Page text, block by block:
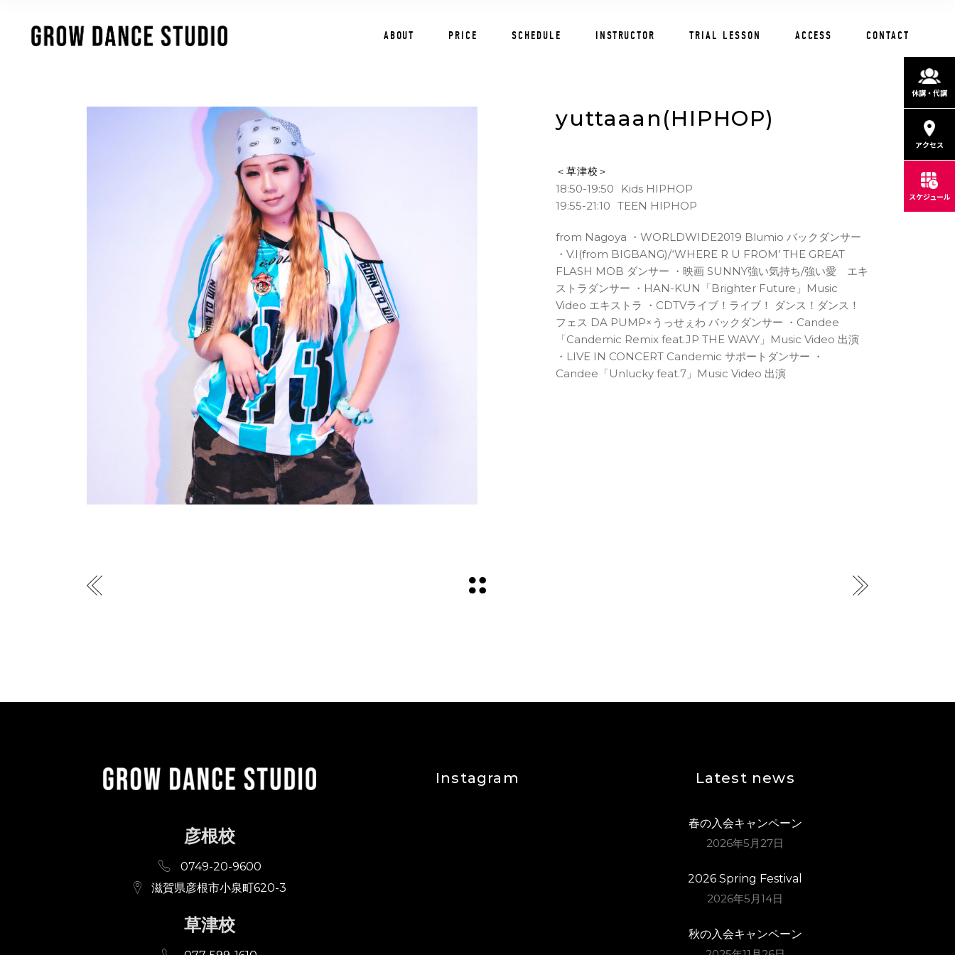
休講・代講
アクセス
スケジュール
ABOUT PRICE SCHEDULE INSTRUCTOR TRIAL LESSON ACCESS CONTACT
yuttaaan(HIPHOP)
＜草津校＞
18:50-19:50
Kids HIPHOP
19:55-21:10 TEEN HIPHOP
from Nagoya ・WORLDWIDE2019 Blumio バックダンサー
・V.I(from BIGBANG)/‘WHERE R U FROM’ THE GREAT
FLASH MOB ダンサー ・映画 SUNNY強い気持ち/強い愛 エキ
ストラダンサー ・HAN-KUN「Brighter Future」Music
Video エキストラ ・CDTVライブ！ライブ！ ダンス！ダンス！
フェス DA PUMP×うっせぇわ バックダンサー ・Candee
「Candemic Remix feat.JP THE WAVY」Music Video 出演
・LIVE IN CONCERT Candemic サポートダンサー ・
Candee「Unlucky feat.7」Music Video 出演
彦根校
0749-20-9600
滋賀県彦根市小泉町620-3
草津校
Instagram Latest news
春の入会キャンペーン
2026年5月27日
2026 Spring Festival
2026年5月14日
秋の入会キャンペーン